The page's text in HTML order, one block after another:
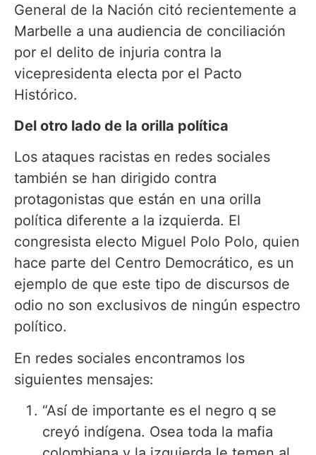
General de la Nación citó recientemente a
Marbelle a una audiencia de conciliación
por el delito de injuria contra la
vicepresidenta electa por el Pacto
Histórico.
Del otro lado de la orilla política
Los ataques racistas en redes sociales
también se han dirigido contra
protagonistas que están en una orilla
política diferente a la izquierda. El
congresista electo Miguel Polo Polo, quien
hace parte del Centro Democrático, es un
ejemplo de que este tipo de discursos de
odio no son exclusivos de ningún espectro
político.
En redes sociales encontramos los
siguientes mensajes:
“Así de importante es el negro q se
creyó indígena. Osea toda la mafia